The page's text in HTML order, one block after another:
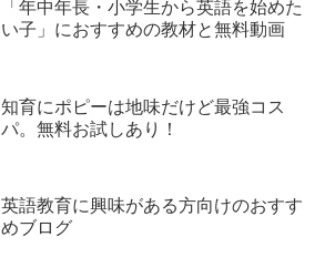
「年中年長・小学生から英語を始めた
い子」におすすめの教材と無料動画
知育にポピーは地味だけど最強コス
パ。無料お試しあり！
英語教育に興味がある方向けのおすす
めブログ